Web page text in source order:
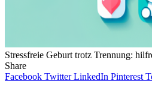
Stressfreie Geburt trotz Trennung:
Share
Facebook Twitter LinkedIn Pinterest